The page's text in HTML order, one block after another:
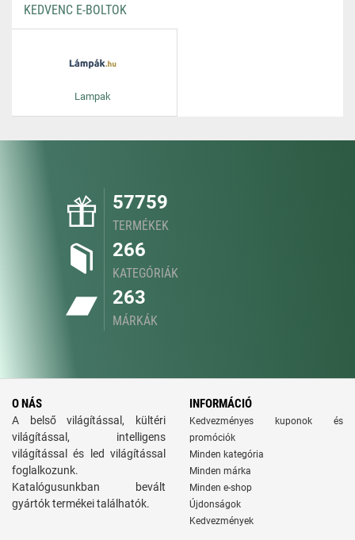
KEDVENC E-BOLTOK
Lampak
57759
TERMÉKEK
266
KATEGÓRIÁK
263
MÁRKÁK
O NÁS
A belső világítással, kültéri
világítással, intelligens
világítással és led világítással
foglalkozunk.
Katalógusunkban bevált
gyártók termékei találhatók.
INFORMÁCIÓ
Kedvezményes kuponok és
promóciók
Minden kategória
Minden márka
Minden e-shop
Újdonságok
Kedvezmények